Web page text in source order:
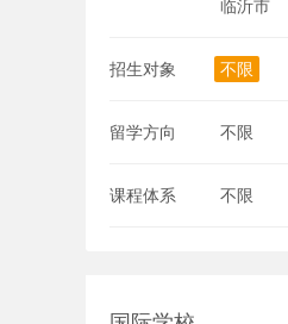
临沂市
招生对象 不限
留学方向 不限
课程体系 不限